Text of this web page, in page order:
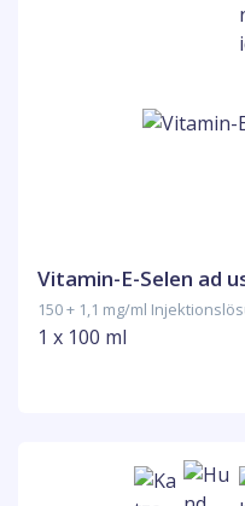
Vitamin-E-Selen ad
150 + 1,1 mg/ml
1 x 100 ml